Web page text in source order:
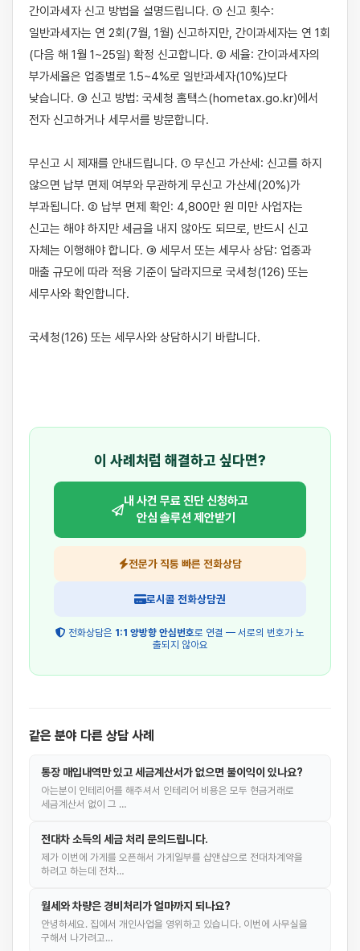
간이과세자 신고 방법을 설명드립니다. ① 신고 횟수:
일반과세자는 연 2회(7월, 1월) 신고하지만, 간이과세자는 연 1회
(다음 해 1월 1~25일) 확정 신고합니다. ② 세율: 간이과세자의
부가세율은 업종별로 1.5~4%로 일반과세자(10%)보다
낮습니다. ③ 신고 방법: 국세청 홈택스(hometax.go.kr)에서
전자 신고하거나 세무서를 방문합니다.
무신고 시 제재를 안내드립니다. ① 무신고 가산세: 신고를 하지
않으면 납부 면제 여부와 무관하게 무신고 가산세(20%)가
부과됩니다. ② 납부 면제 확인: 4,800만 원 미만 사업자는
신고는 해야 하지만 세금을 내지 않아도 되므로, 반드시 신고
자체는 이행해야 합니다. ③ 세무서 또는 세무사 상담: 업종과
매출 규모에 따라 적용 기준이 달라지므로 국세청(126) 또는
세무사와 확인합니다.
국세청(126) 또는 세무사와 상담하시기 바랍니다.
이 사례처럼 해결하고 싶다면?
내 사건 무료 진단 신청하고
안심 솔루션 제안받기
전문가 직통 빠른 전화상담
로시콜 전화상담권
전화상담은 1:1 양방향 안심번호로 연결 — 서로의 번호가 노
출되지 않아요
같은 분야 다른 상담 사례
통장 매입내역만 있고 세금계산서가 없으면 불이익이 있나요?
아는분이 인테리어를 해주셔서 인테리어 비용은 모두 현금거래로
세금계산서 없이 그 …
전대차 소득의 세금 처리 문의드립니다.
제가 이번에 가게를 오픈해서 가게일부를 샵앤샵으로 전대차계약을
하려고 하는데 전차…
월세와 차량은 경비처리가 얼마까지 되나요?
안녕하세요. 집에서 개인사업을 영위하고 있습니다. 이번에 사무실을
구해서 나가려고…